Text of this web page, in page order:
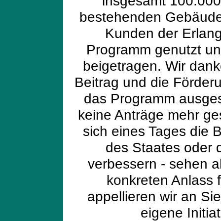
bestehenden
Kunden der
Programm genutzt
beigetragen. Wir
Beitrag und die
das Programm
keine Anträge mehr
sich eines Tages die
des Staates oder
verbessern - sehen
konkreten Anlass
appellieren wir an
eigene